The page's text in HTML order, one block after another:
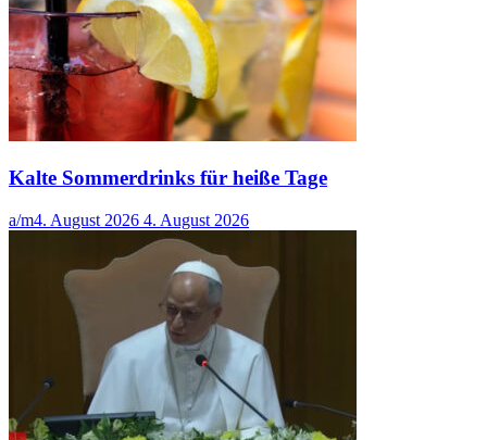
Kalte Sommerdrinks für heiße Tage
a/m4. August 2026 4. August 2026